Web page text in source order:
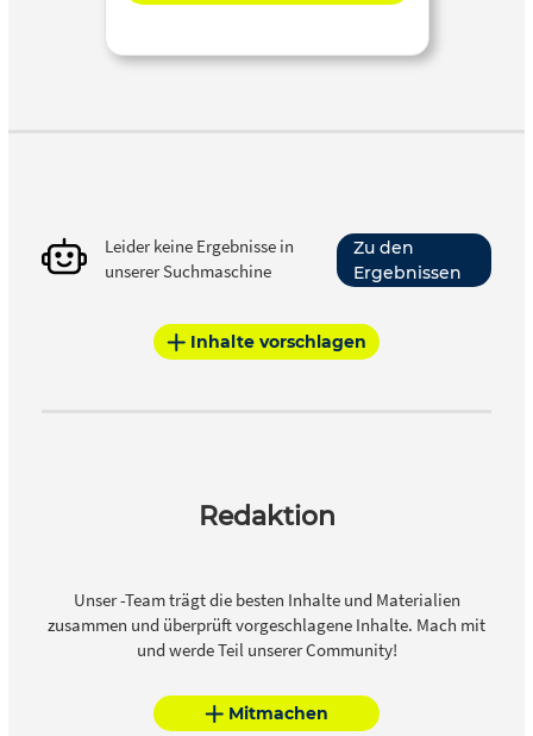
Leider keine Ergebnisse in
unserer Suchmaschine
Zu den
Ergebnissen
Inhalte vorschlagen
Redaktion
Unser -Team trägt die besten Inhalte und Materialien
zusammen und überprüft vorgeschlagene Inhalte. Mach mit
und werde Teil unserer Community!
Mitmachen